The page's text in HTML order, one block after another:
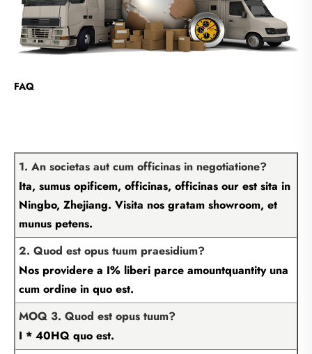
FAQ
1. An societas aut cum officinas in negotiatione?
Ita, sumus opificem, officinas, officinas our est sita in
Ningbo, Zhejiang. Visita nos gratam showroom, et
munus petens.
2. Quod est opus tuum praesidium?
Nos providere a I% liberi parce amountquantity una
cum ordine in quo est.
MOQ 3. Quod est opus tuum?
I * 40HQ quo est.